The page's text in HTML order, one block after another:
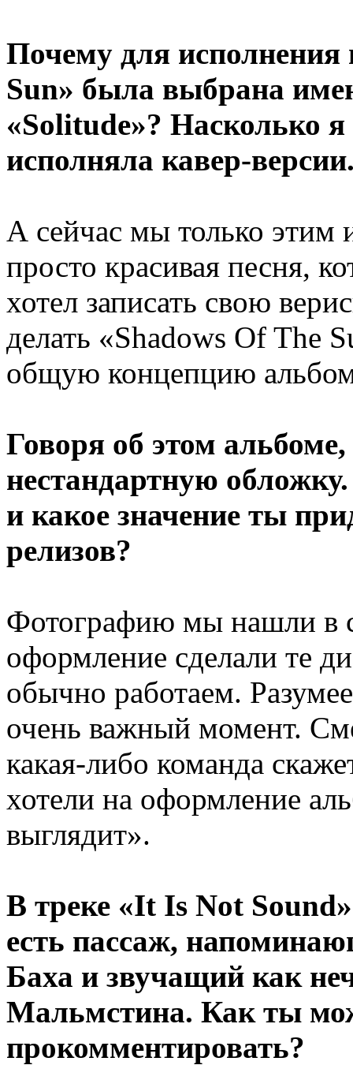
Почему для исполнения
Sun» была выбрана
«Solitude»? Насколько
исполняла кавер-
А сейчас мы только этим
просто красивая песня,
хотел записать свою
делать «Shadows Of The
общую концепцию
Говоря об этом
нестандартную
и какое значение ты
релизов?
Фотографию мы нашли в
оформление сделали те
обычно работаем.
очень важный момент.
какая-либо команда
хотели на оформление
выглядит».
В треке «It Is Not
есть пассаж,
Баха и звучащий как
Мальмстина. Как ты
прокомментировать?